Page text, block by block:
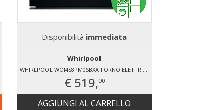
Disponibilità immediata
Whirlpool
WHIRLPOOL WOI4S8PM0SBXA FORNO ELETTRICO 0.65 KWH
€ 519,00
AGGIUNGI AL CARRELLO